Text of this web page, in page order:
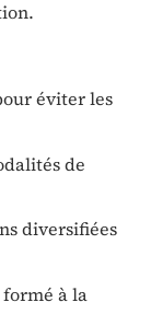
éviter les
de
diversifiées
à la